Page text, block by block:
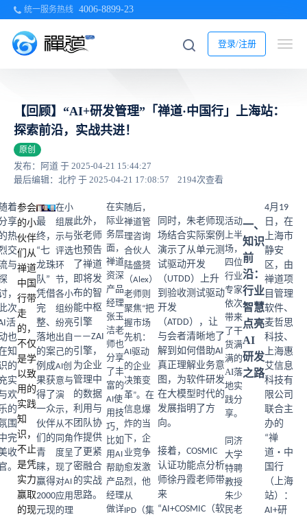
统一服务热线 4006-8899-23
登录/注册
【回顾】“AI+研发管理”「禅道·中国行」上海站：
探索前沿，实战共进！
原创
发布：阿道 于 2025-04-21 15:44:27
最后编辑：北柠 于 2025-04-21 17:08:57
2194次查看
4月19
日，在
上海市
静安
区，由
禅道项
目管理
软件、
麦哲思
科技、
上海惠
艾信息
科技有
限公司
联合主
办的
“禅
道・中
国行
（上海
站）：
AI+研
一、
知识
前
沿：
行业
智慧
点亮
AI
研发
之路
活动
上半
场，
四位
行业
专家
依次
带来
了干
货满
满的
AI落
地实
践分
享。
同济
大学
特聘
教授
朱少
民老
同时，朱老师现
场结合实际案例
演示了从单元测
试驱动开发
（UTDD）上升
到验收测试驱动
开发
（ATDD），让
与会者清晰地了
解到如何借助AI
真正理解业务意
图，为软件研发
在大模型时代的
发展指明了方
向。
接着，COSMIC
认证功能点分析
师徐丹霞老师带
来
“AI+COSMIC（软
随后，
禅道管
理咨询
合伙人
陆盛赟
（Alex）
老师则
聚焦“把
握市场
先机：
AI驱动
的企业
决策变
革”。在
信息爆
炸的当
下，企
业竞争
愈发激
烈，他
从
IPD（集
在实
际业
务层
面，
禅道
资深
产品
经理
张玉
洁老
师也
分享
了丰
富的
AI使
用技
巧，
比如
用AI
帮助
产品
经理
做详
此外，
张老师
也预告
了禅道
即将发
布的智
能中枢
引擎
——ZAI
引擎，
为企业
管理中
的数据
利用与
团队协
作提供
了更紧
密融合
的实战
思路。
在小
组展
示与
评选
环
节，
各小
组纷
纷亮
出自
己的
AI创
意与
演
示，
从不
同角
度呈
现了
对AI
应用
的理
最
终，
“七
龙珠
队”
凭借
完
整、
落地
的案
例成
果获
得了
一众
伙伴
们的
青
睐，
赢得
2000
元现
参会
的小
伙伴
们从
禅道
中国
行带
走
的，
不仅
是学
以致
用的
实践
知
识，
不止
是凭
实力
赢取
的现
着
享
热
交
与
，
次
活
也
知
的
实
欢
的
围
完
收
。